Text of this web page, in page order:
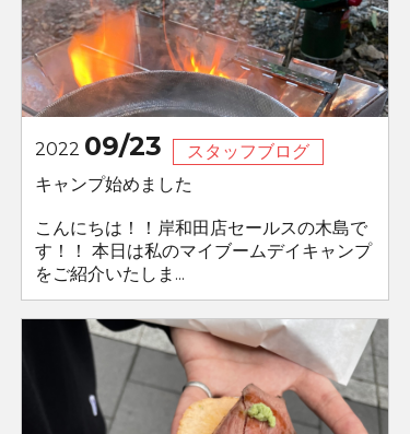
2022 09/23
スタッフブログ
キャンプ始めました
こんにちは！！岸和田店セールスの木島で
す！！ 本日は私のマイブームデイキャンプ
をご紹介いたしま...